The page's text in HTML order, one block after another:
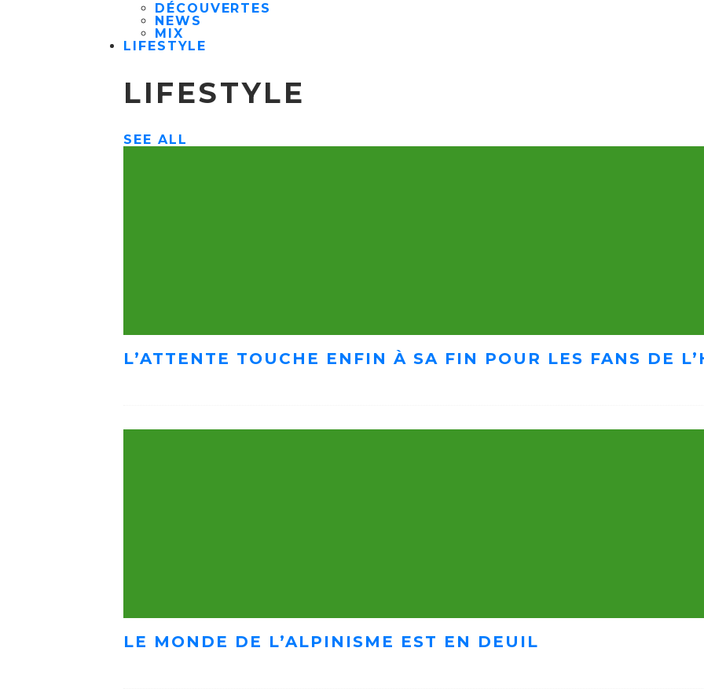
DÉCOUVERTES
NEWS
MIX
LIFESTYLE
LIFESTYLE
SEE ALL
L’ATTENTE TOUCHE ENFIN À SA FIN POUR LES FANS DE
LE MONDE DE L’ALPINISME EST EN DEUIL